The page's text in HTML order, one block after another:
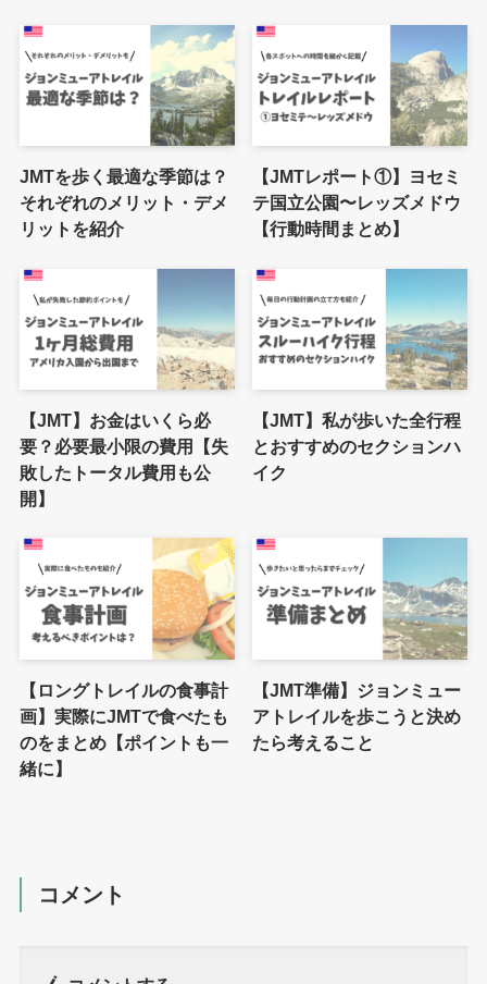
JMTを歩く最適な季節は？
それぞれのメリット・デメ
リットを紹介
【JMTレポート①】ヨセミ
テ国立公園〜レッズメドウ
【行動時間まとめ】
【JMT】お金はいくら必
要？必要最小限の費用【失
敗したトータル費用も公
開】
【JMT】私が歩いた全行程
とおすすめのセクションハ
イク
【ロングトレイルの食事計
画】実際にJMTで食べたも
のをまとめ【ポイントも一
緒に】
【JMT準備】ジョンミュー
アトレイルを歩こうと決め
たら考えること
コメント